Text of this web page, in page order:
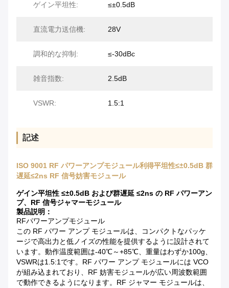
ゲイン平坦性: ≤±0.5dB
直流電力送信機: 28V
調和的な抑制: ≤-30dBc
雑音指数: 2.5dB
VSWR: 1.5:1
記述
ISO 9001 RF パワーアンプモジュール利得平坦性≤±0.5dB 群
遅延≤2ns RF 信号妨害モジュール
ゲイン平坦性 ≤±0.5dB および群遅延 ≤2ns の RF パワーアン
プ、RF 信号ジャマーモジュール
製品説明：
RFパワーアンプモジュール
この RF パワー アンプ モジュールは、コンパクトなパッケ
ージで高出力と低ノイズの性能を提供するように設計されて
います。動作温度範囲は-40℃～+85℃、重量はわずか100g、
VSWRは1.5:1です。RF パワー アンプ モジュールには VCO
が組み込まれており、RF 妨害モジュールが広い周波数範囲
で動作できるようになります。RF ジャマー モジュールは、